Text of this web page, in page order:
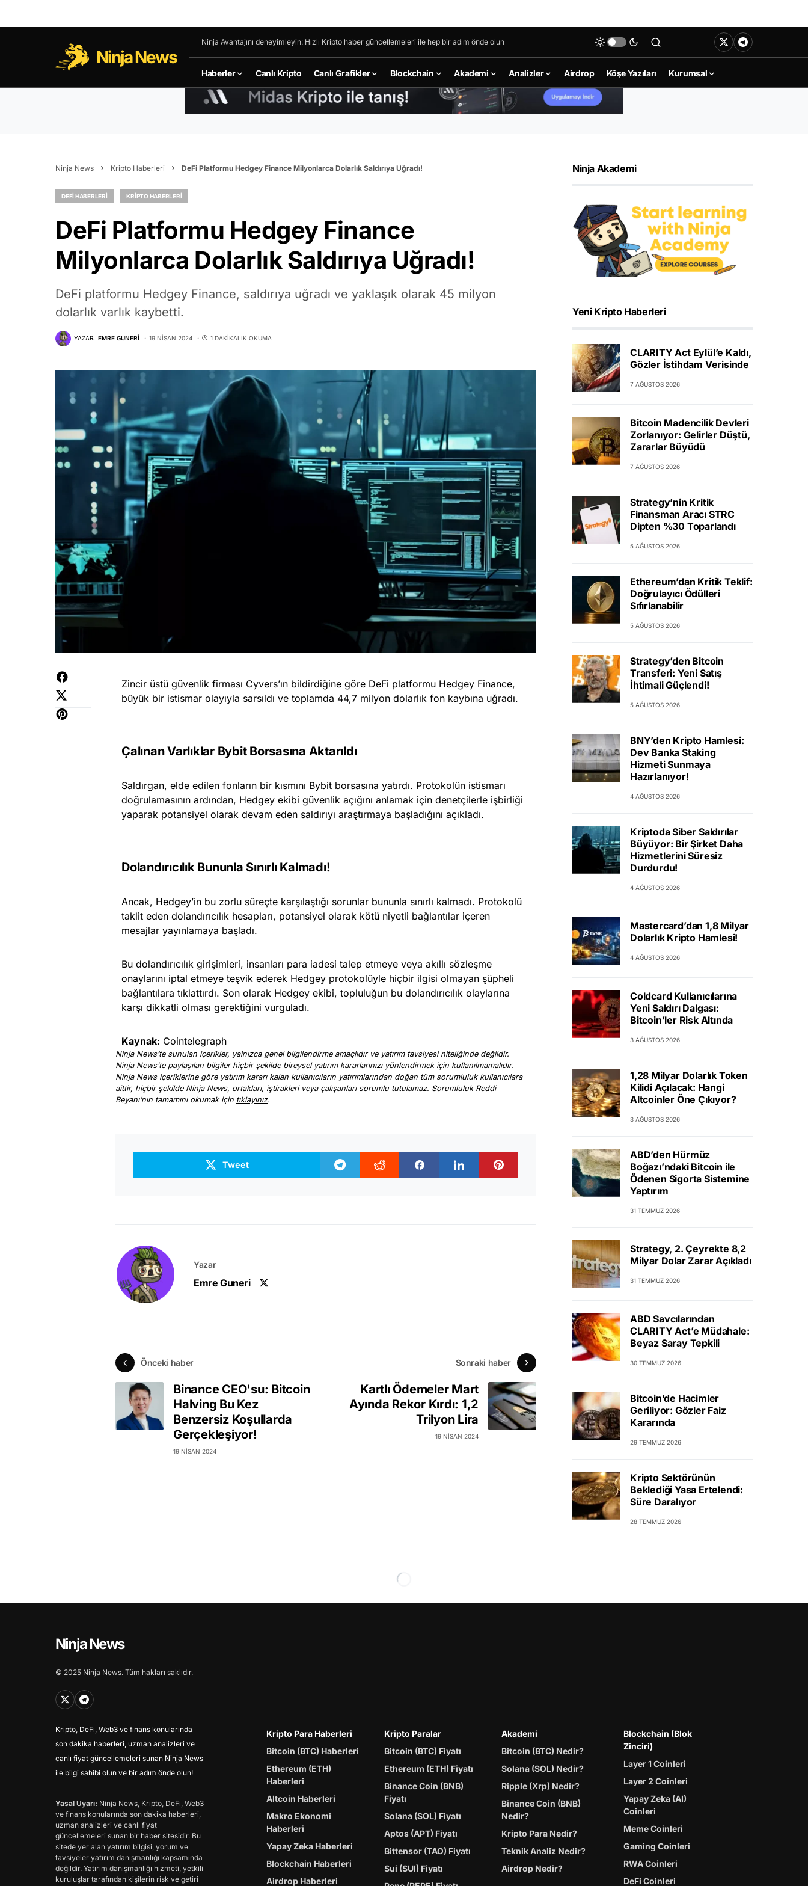
Ninja News
Ninja Avantajını deneyimleyin: Hızlı Kripto haber güncellemeleri ile hep bir adım önde olun
Haberler Canlı Kripto Canlı Grafikler Blockchain Akademi Analizler Airdrop Köşe Yazıları Kurumsal
Ninja News Kripto Haberleri DeFi Platformu Hedgey Finance Milyonlarca Dolarlık Saldırıya Uğradı!
DEFI HABERLERI KRIPTO HABERLERI
DeFi Platformu Hedgey Finance
Milyonlarca Dolarlık Saldırıya Uğradı!
DeFi platformu Hedgey Finance, saldırıya uğradı ve yaklaşık olarak 45 milyon
dolarlık varlık kaybetti.
YAZAR: EMRE GUNERI 19 NISAN 2024 1 DAKIKALIK OKUMA
Zincir üstü güvenlik firması Cyvers’ın bildirdiğine göre DeFi platformu Hedgey Finance,
büyük bir istismar olayıyla sarsıldı ve toplamda 44,7 milyon dolarlık fon kaybına uğradı.
Çalınan Varlıklar Bybit Borsasına Aktarıldı
Saldırgan, elde edilen fonların bir kısmını Bybit borsasına yatırdı. Protokolün istismarı
doğrulamasının ardından, Hedgey ekibi güvenlik açığını anlamak için denetçilerle işbirliği
yaparak potansiyel olarak devam eden saldırıyı araştırmaya başladığını açıkladı.
Dolandırıcılık Bununla Sınırlı Kalmadı!
Ancak, Hedgey’in bu zorlu süreçte karşılaştığı sorunlar bununla sınırlı kalmadı. Protokolü
taklit eden dolandırıcılık hesapları, potansiyel olarak kötü niyetli bağlantılar içeren
mesajlar yayınlamaya başladı.
Bu dolandırıcılık girişimleri, insanları para iadesi talep etmeye veya akıllı sözleşme
onaylarını iptal etmeye teşvik ederek Hedgey protokolüyle hiçbir ilgisi olmayan şüpheli
bağlantılara tıklattırdı. Son olarak Hedgey ekibi, topluluğun bu dolandırıcılık olaylarına
karşı dikkatli olması gerektiğini vurguladı.
Kaynak: Cointelegraph
Ninja News’te sunulan içerikler, yalnızca genel bilgilendirme amaçlıdır ve yatırım tavsiyesi niteliğinde değildir.
Ninja News’te paylaşılan bilgiler hiçbir şekilde bireysel yatırım kararlarınızı yönlendirmek için kullanılmamalıdır.
Ninja News içeriklerine göre yatırım kararı kalan kullanıcıların yatırımlarından doğan tüm sorumluluk kullanıcılara
aittir, hiçbir şekilde Ninja News, ortakları, iştirakleri veya çalışanları sorumlu tutulamaz. Sorumluluk Reddi
Beyanı’nın tamamını okumak için tıklayınız.
Tweet
Yazar
Emre Guneri
Önceki haber
Binance CEO'su: Bitcoin
Halving Bu Kez
Benzersiz Koşullarda
Gerçekleşiyor!
19 NISAN 2024
Sonraki haber
Kartlı Ödemeler Mart
Ayında Rekor Kırdı: 1,2
Trilyon Lira
19 NISAN 2024
Ninja Akademi
Yeni Kripto Haberleri
CLARITY Act Eylül’e Kaldı,
Gözler İstihdam Verisinde
7 AĞUSTOS 2026
Bitcoin Madencilik Devleri
Zorlanıyor: Gelirler Düştü,
Zararlar Büyüdü
7 AĞUSTOS 2026
Strategy’nin Kritik
Finansman Aracı STRC
Dipten %30 Toparlandı
5 AĞUSTOS 2026
Ethereum’dan Kritik Teklif:
Doğrulayıcı Ödülleri
Sıfırlanabilir
5 AĞUSTOS 2026
Strategy’den Bitcoin
Transferi: Yeni Satış
İhtimali Güçlendi!
5 AĞUSTOS 2026
BNY’den Kripto Hamlesi:
Dev Banka Staking
Hizmeti Sunmaya
Hazırlanıyor!
4 AĞUSTOS 2026
Kriptoda Siber Saldırılar
Büyüyor: Bir Şirket Daha
Hizmetlerini Süresiz
Durdurdu!
4 AĞUSTOS 2026
Mastercard’dan 1,8 Milyar
Dolarlık Kripto Hamlesi!
4 AĞUSTOS 2026
Coldcard Kullanıcılarına
Yeni Saldırı Dalgası:
Bitcoin’ler Risk Altında
3 AĞUSTOS 2026
1,28 Milyar Dolarlık Token
Kilidi Açılacak: Hangi
Altcoinler Öne Çıkıyor?
3 AĞUSTOS 2026
ABD’den Hürmüz
Boğazı’ndaki Bitcoin ile
Ödenen Sigorta Sistemine
Yaptırım
31 TEMMUZ 2026
Strategy, 2. Çeyrekte 8,2
Milyar Dolar Zarar Açıkladı
31 TEMMUZ 2026
ABD Savcılarından
CLARITY Act’e Müdahale:
Beyaz Saray Tepkili
30 TEMMUZ 2026
Bitcoin’de Hacimler
Geriliyor: Gözler Faiz
Kararında
29 TEMMUZ 2026
Kripto Sektörünün
Beklediği Yasa Ertelendi:
Süre Daralıyor
28 TEMMUZ 2026
Ninja News
© 2025 Ninja News. Tüm hakları saklıdır.
Kripto, DeFi, Web3 ve finans konularında
son dakika haberleri, uzman analizleri ve
canlı fiyat güncellemeleri sunan Ninja News
ile bilgi sahibi olun ve bir adım önde olun!
Yasal Uyarı: Ninja News, Kripto, DeFi, Web3
ve finans konularında son dakika haberleri,
uzman analizleri ve canlı fiyat
güncellemeleri sunan bir haber sitesidir. Bu
sitede yer alan yatırım bilgisi, yorum ve
tavsiyeler yatırım danışmanlığı kapsamında
değildir. Yatırım danışmanlığı hizmeti, yetkili
kuruluşlar tarafından kişilerin risk ve getiri
Kripto Para Haberleri
Bitcoin (BTC) Haberleri
Ethereum (ETH)
Haberleri
Altcoin Haberleri
Makro Ekonomi
Haberleri
Yapay Zeka Haberleri
Blockchain Haberleri
Airdrop Haberleri
Kripto Paralar
Bitcoin (BTC) Fiyatı
Ethereum (ETH) Fiyatı
Binance Coin (BNB)
Fiyatı
Solana (SOL) Fiyatı
Aptos (APT) Fiyatı
Bittensor (TAO) Fiyatı
Sui (SUI) Fiyatı
Akademi
Bitcoin (BTC) Nedir?
Solana (SOL) Nedir?
Ripple (Xrp) Nedir?
Binance Coin (BNB)
Nedir?
Kripto Para Nedir?
Teknik Analiz Nedir?
Airdrop Nedir?
Blockchain (Blok
Zinciri)
Layer 1 Coinleri
Layer 2 Coinleri
Yapay Zeka (AI)
Coinleri
Meme Coinleri
Gaming Coinleri
RWA Coinleri
DeFi Coinleri